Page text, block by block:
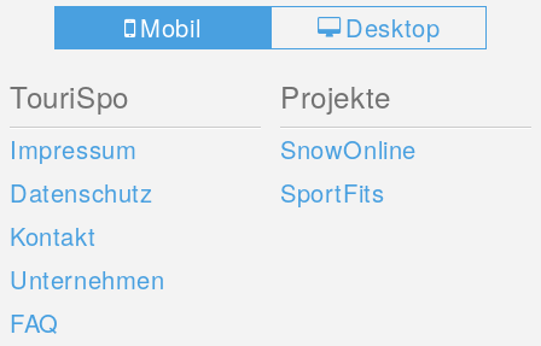
Mobil Desktop
TouriSpo
Impressum
Datenschutz
Kontakt
Unternehmen
FAQ
Projekte
SnowOnline
SportFits